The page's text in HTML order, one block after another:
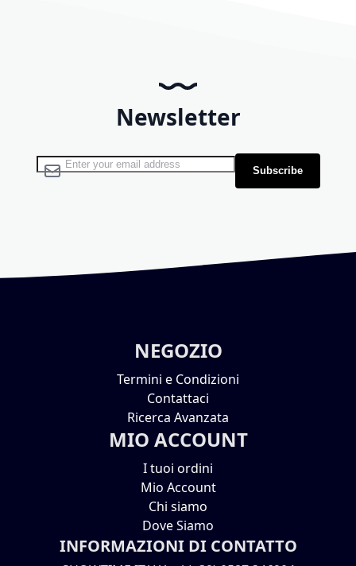
Newsletter
Sign Up for Our Newsletter: Subscribe
NEGOZIO
Termini e Condizioni
Contattaci
Ricerca Avanzata
MIO ACCOUNT
I tuoi ordini
Mio Account
Chi siamo
Dove Siamo
INFORMAZIONI DI CONTATTO